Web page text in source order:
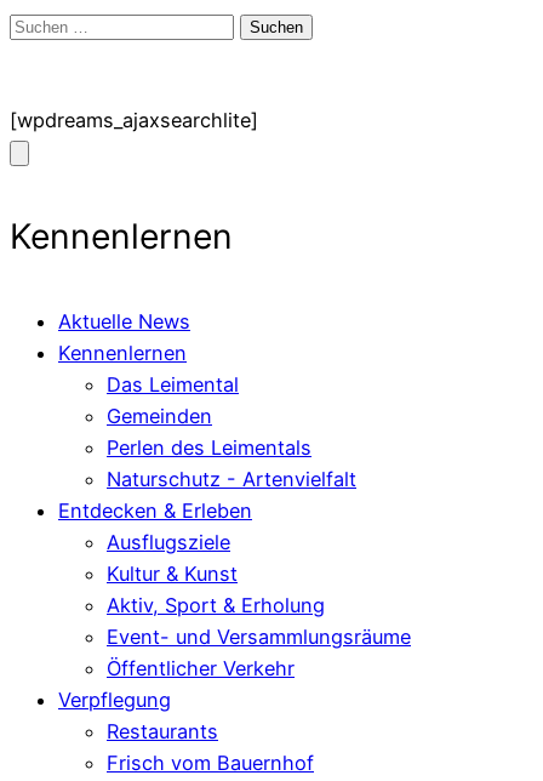
Suchen
[wpdreams_ajaxsearchlite]
Kennenlernen
Aktuelle News
Kennenlernen
Das Leimental
Gemeinden
Perlen des Leimentals
Naturschutz - Artenvielfalt
Entdecken & Erleben
Ausflugsziele
Kultur & Kunst
Aktiv, Sport & Erholung
Event- und Versammlungsräume
Öffentlicher Verkehr
Verpflegung
Restaurants
Frisch vom Bauernhof